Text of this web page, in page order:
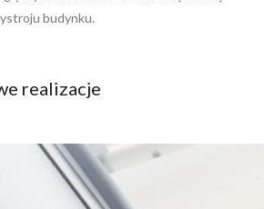
budynku.
realizacje